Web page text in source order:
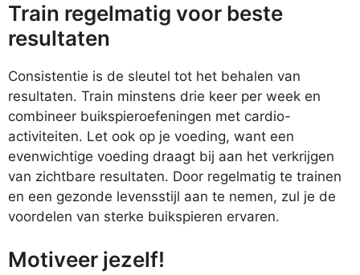
Train regelmatig voor beste
resultaten
Consistentie is de sleutel tot het behalen van
resultaten. Train minstens drie keer per week en
combineer buikspieroefeningen met cardio-
activiteiten. Let ook op je voeding, want een
evenwichtige voeding draagt bij aan het verkrijgen
van zichtbare resultaten. Door regelmatig te trainen
en een gezonde levensstijl aan te nemen, zul je de
voordelen van sterke buikspieren ervaren.
Motiveer jezelf!